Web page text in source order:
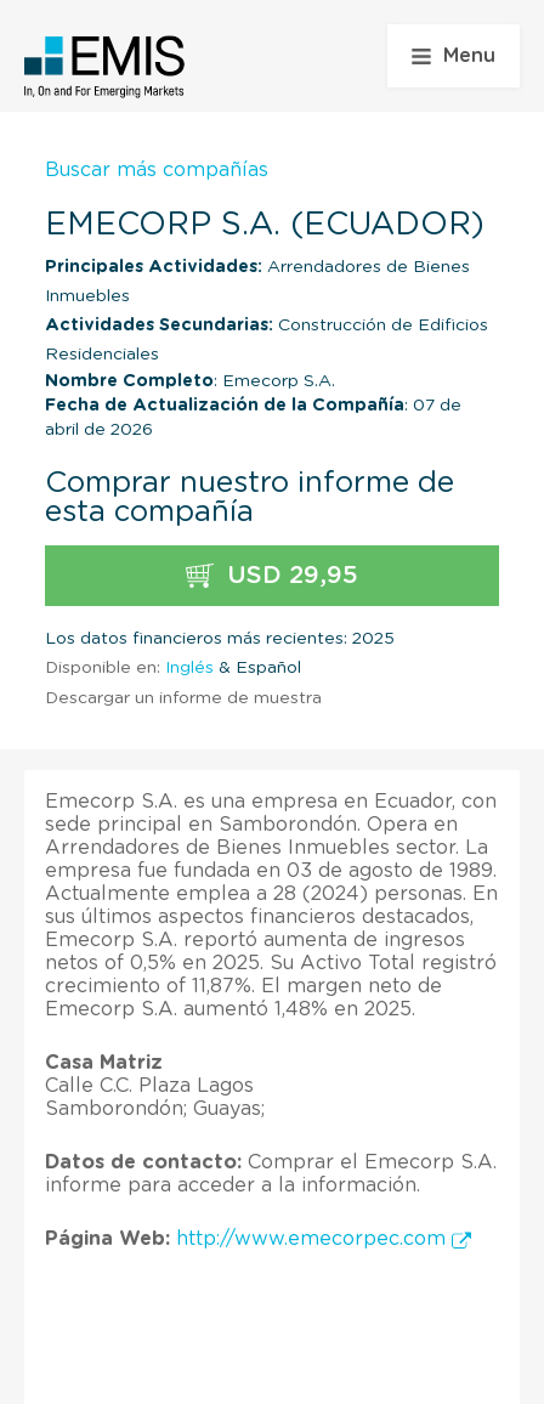
Menu
Buscar más compañías
EMECORP S.A. (ECUADOR)
Principales Actividades: Arrendadores de Bienes
Inmuebles
Actividades Secundarias: Construcción de Edificios
Residenciales
Nombre Completo: Emecorp S.A.
Fecha de Actualización de la Compañía: 07 de
abril de 2026
Comprar nuestro informe de
esta compañía
USD 29,95
Los datos financieros más recientes: 2025
Disponible en: Inglés & Español
Descargar un informe de muestra
Emecorp S.A. es una empresa en Ecuador, con
sede principal en Samborondón. Opera en
Arrendadores de Bienes Inmuebles sector. La
empresa fue fundada en 03 de agosto de 1989.
Actualmente emplea a 28 (2024) personas. En
sus últimos aspectos financieros destacados,
Emecorp S.A. reportó aumenta de ingresos
netos of 0,5% en 2025. Su Activo Total registró
crecimiento of 11,87%. El margen neto de
Emecorp S.A. aumentó 1,48% en 2025.
Casa Matriz
Calle C.C. Plaza Lagos
Samborondón; Guayas;
Datos de contacto: Comprar el Emecorp S.A.
informe para acceder a la información.
Página Web: http://www.emecorpec.com